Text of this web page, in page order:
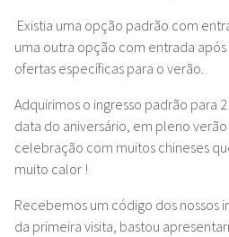
Existia uma opção padrão com
uma outra opção com entrada
ofertas específicas para o verão.
Adquirimos o ingresso padrão para
data do aniversário, em pleno verão
celebração com muitos chineses
muito calor !
Recebemos um código dos nossos
da primeira visita, bastou